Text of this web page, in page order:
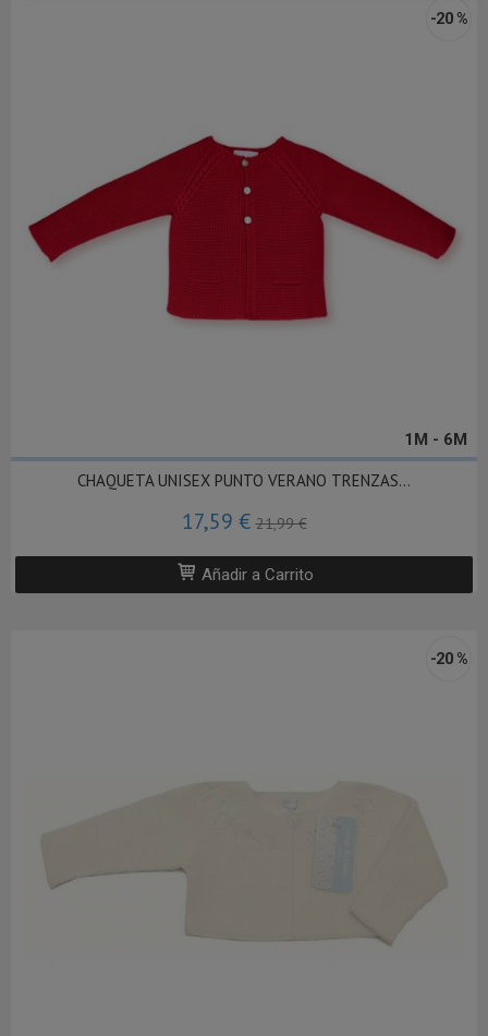
1M - 6M
-20 %
CHAQUETA UNISEX PUNTO VERANO TRENZAS...
17,59 €21,99 €
Añadir a Carrito
-20 %